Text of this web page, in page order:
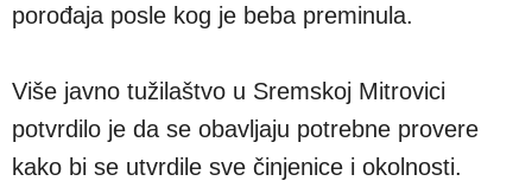
porođaja posle kog je beba preminula.
Više javno tužilaštvo u Sremskoj Mitrovici
potvrdilo je da se obavljaju potrebne provere
kako bi se utvrdile sve činjenice i okolnosti.